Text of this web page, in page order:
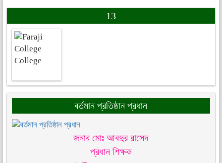
13
বর্তমান প্রতিষ্ঠান প্রধান
জনাব মোঃ আবদুর রাসেদ
প্রধান শিক্ষক